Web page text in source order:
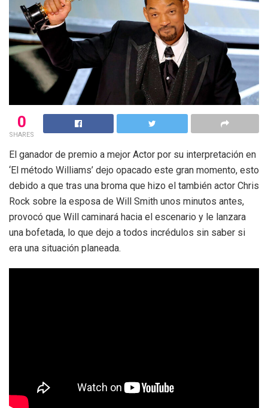
0
SHARES
El ganador de premio a mejor Actor por su interpretación en
‘El método Williams’ dejo opacado este gran momento, esto
debido a que tras una broma que hizo el también actor Chris
Rock sobre la esposa de Will Smith unos minutos antes,
provocó que Will caminará hacia el escenario y le lanzara
una bofetada, lo que dejo a todos incrédulos sin saber si
era una situación planeada.